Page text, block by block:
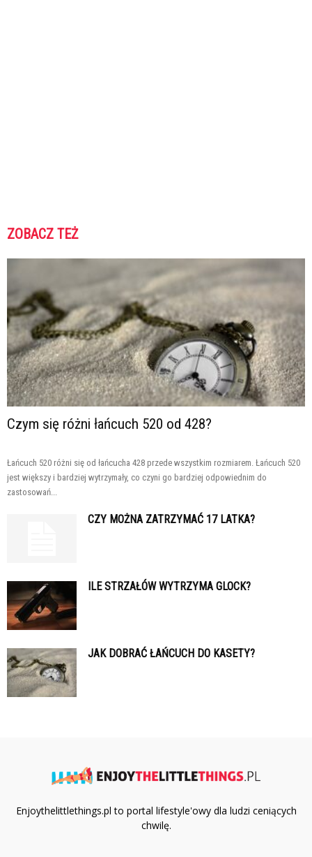
ZOBACZ TEŻ
Czym się różni łańcuch 520 od 428?
Łańcuch 520 różni się od łańcucha 428 przede wszystkim rozmiarem. Łańcuch 520
jest większy i bardziej wytrzymały, co czyni go bardziej odpowiednim do
zastosowań...
CZY MOŻNA ZATRZYMAĆ 17 LATKA?
ILE STRZAŁÓW WYTRZYMA GLOCK?
JAK DOBRAĆ ŁAŃCUCH DO KASETY?
Enjoythelittlethings.pl to portal lifestyle'owy dla ludzi ceniących
chwilę.